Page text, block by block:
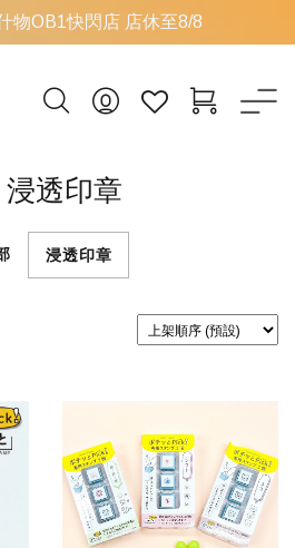
物OB1快閃店 店休至8/8
浸透印章
浸透印章